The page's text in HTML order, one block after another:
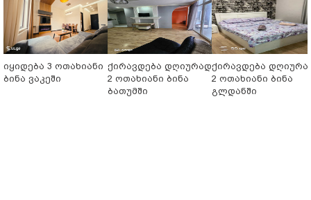
იყიდება 3 ოთახიანი
ბინა ვაკეში
ქირავდება დღიურად
2 ოთახიანი ბინა
ბათუმში
ქირავდება
2 ოთახიანი ბინა
გლდანში